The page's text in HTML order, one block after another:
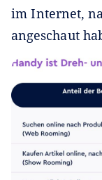
im Internet,
angeschaut